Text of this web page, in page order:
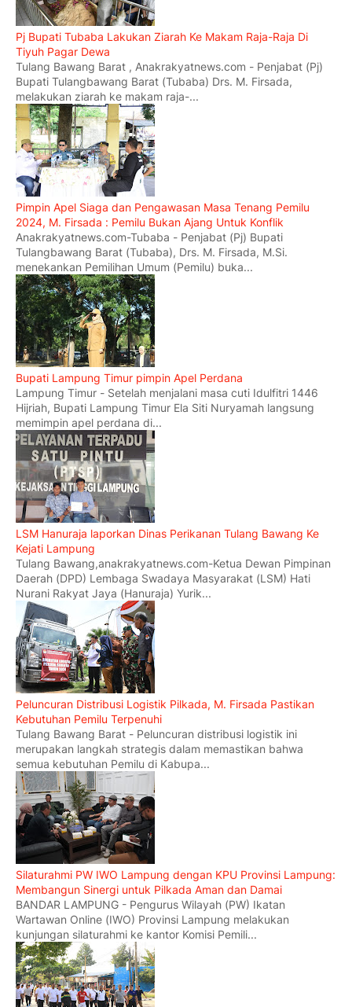
Pj Bupati Tubaba Lakukan Ziarah Ke Makam Raja-Raja Di
Tiyuh Pagar Dewa
Tulang Bawang Barat , Anakrakyatnews.com - Penjabat (Pj)
Bupati Tulangbawang Barat (Tubaba) Drs. M. Firsada,
melakukan ziarah ke makam raja-...
Pimpin Apel Siaga dan Pengawasan Masa Tenang Pemilu
2024, M. Firsada : Pemilu Bukan Ajang Untuk Konflik
Anakrakyatnews.com-Tubaba - Penjabat (Pj) Bupati
Tulangbawang Barat (Tubaba), Drs. M. Firsada, M.Si.
menekankan Pemilihan Umum (Pemilu) buka...
Bupati Lampung Timur pimpin Apel Perdana
Lampung Timur - Setelah menjalani masa cuti Idulfitri 1446
Hijriah, Bupati Lampung Timur Ela Siti Nuryamah langsung
memimpin apel perdana di...
LSM Hanuraja laporkan Dinas Perikanan Tulang Bawang Ke
Kejati Lampung
Tulang Bawang,anakrakyatnews.com-Ketua Dewan Pimpinan
Daerah (DPD) Lembaga Swadaya Masyarakat (LSM) Hati
Nurani Rakyat Jaya (Hanuraja) Yurik...
Peluncuran Distribusi Logistik Pilkada, M. Firsada Pastikan
Kebutuhan Pemilu Terpenuhi
Tulang Bawang Barat - Peluncuran distribusi logistik ini
merupakan langkah strategis dalam memastikan bahwa
semua kebutuhan Pemilu di Kabupa...
Silaturahmi PW IWO Lampung dengan KPU Provinsi Lampung:
Membangun Sinergi untuk Pilkada Aman dan Damai
BANDAR LAMPUNG - Pengurus Wilayah (PW) Ikatan
Wartawan Online (IWO) Provinsi Lampung melakukan
kunjungan silaturahmi ke kantor Komisi Pemili...